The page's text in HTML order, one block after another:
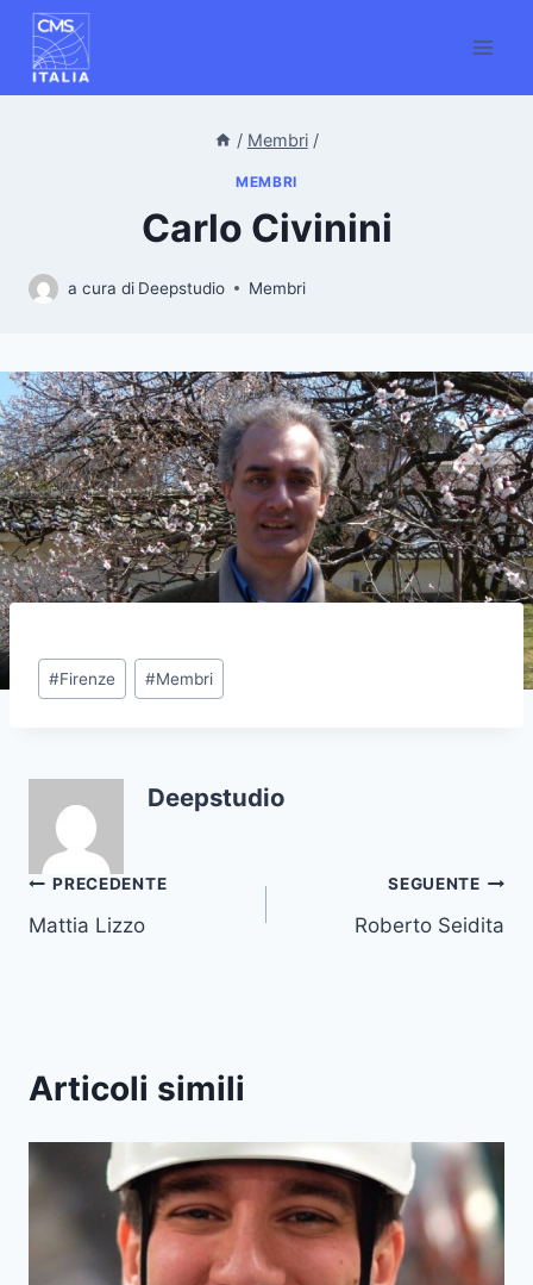
Salta
contenuto
/ Membri /
MEMBRI
Carlo Civinini
a cura di Deepstudio Membri
Tag
articolo:
#Firenze #Membri
Deepstudio
Navigazione
articoli
PRECEDENTE
Mattia Lizzo
SEGUENTE
Roberto Seidita
Articoli simili